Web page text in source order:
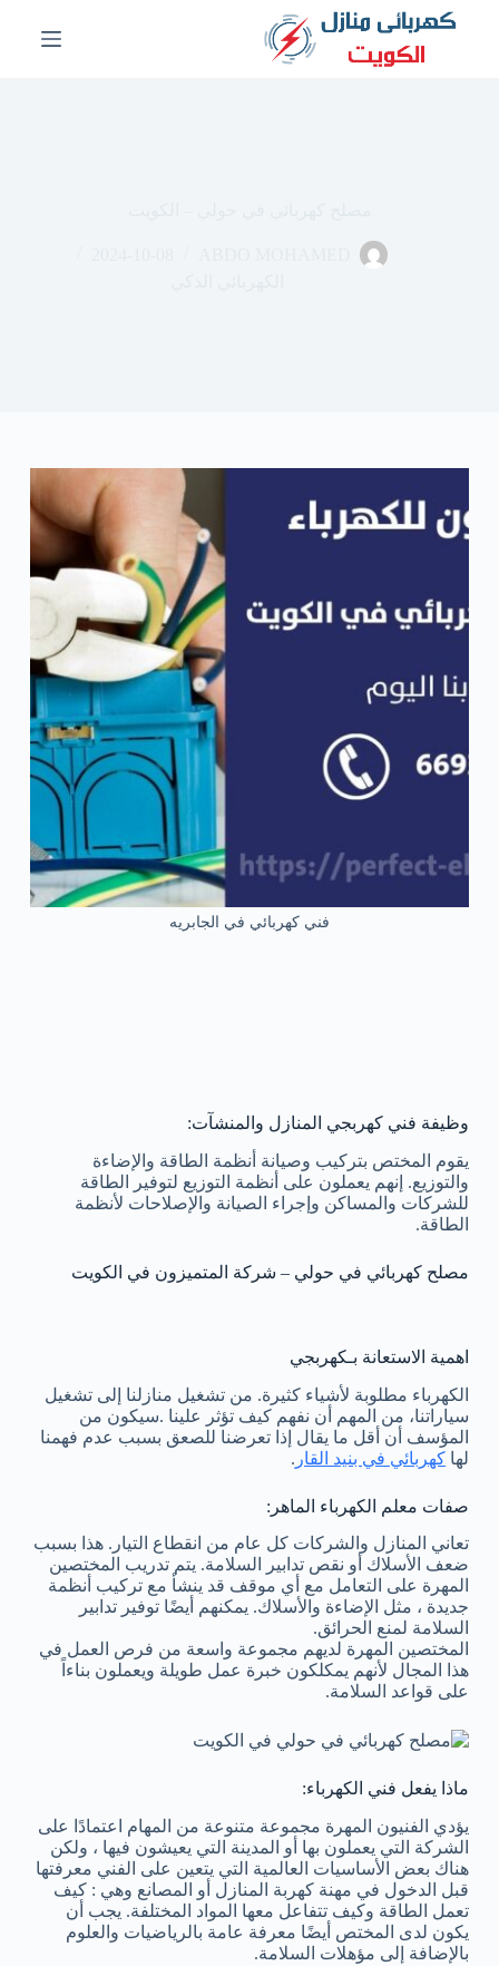
فني كهربائي في الجابريه
وظيفة فني كهربجي المنازل والمنشآت:
يقوم المختص بتركيب وصيانة أنظمة الطاقة والإضاءة
والتوزيع. إنهم يعملون على أنظمة التوزيع لتوفير الطاقة
للشركات والمساكن وإجراء الصيانة والإصلاحات لأنظمة
الطاقة.
مصلح كهربائي في حولي – شركة المتميزون في الكويت
اهمية الاستعانة بـكهربجي
الكهرباء مطلوبة لأشياء كثيرة. من تشغيل منازلنا إلى تشغيل
سياراتنا، من المهم أن نفهم كيف تؤثر علينا .سيكون من
المؤسف أن أقل ما يقال إذا تعرضنا للصعق بسبب عدم فهمنا
لها كهربائي في بنيد القار .
صفات معلم الكهرباء الماهر:
تعاني المنازل والشركات كل عام من انقطاع التيار. هذا بسبب
ضعف الأسلاك أو نقص تدابير السلامة. يتم تدريب المختصين
المهرة على التعامل مع أي موقف قد ينشأ مع تركيب أنظمة
جديدة ، مثل الإضاءة والأسلاك. يمكنهم أيضًا توفير تدابير
السلامة لمنع الحرائق.
المختصين المهرة لديهم مجموعة واسعة من فرص العمل في
هذا المجال لأنهم يمكلكون خبرة عمل طويلة ويعملون بناءاً
على قواعد السلامة.
ماذا يفعل فني الكهرباء:
يؤدي الفنيون المهرة مجموعة متنوعة من المهام اعتمادًا على
الشركة التي يعملون بها أو المدينة التي يعيشون فيها ، ولكن
هناك بعض الأساسيات العالمية التي يتعين على الفني معرفتها
قبل الدخول في مهنة كهربة المنازل أو المصانع وهي : كيف
تعمل الطاقة وكيف تتفاعل معها المواد المختلفة. يجب أن
يكون لدى المختص أيضًا معرفة عامة بالرياضيات والعلوم
بالإضافة إلى مؤهلات السلامة.